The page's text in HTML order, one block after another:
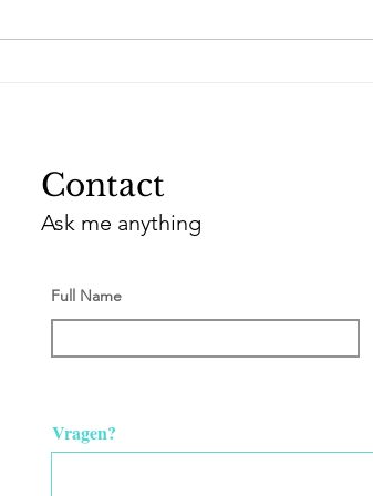
Contact
Ask me anything
Full Name
Vragen?